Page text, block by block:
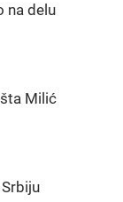
na delu
Milić